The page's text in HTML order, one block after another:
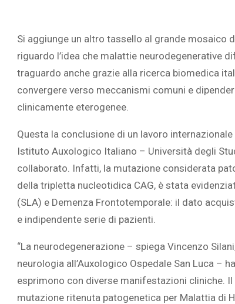
Si aggiunge un altro tassello al grande mosaico
riguardo l’idea che malattie neurodegenerative
traguardo anche grazie alla ricerca biomedica
convergere verso meccanismi comuni e
clinicamente eterogenee.
Questa la conclusione di un lavoro
Istituto Auxologico Italiano – Università degli
collaborato. Infatti, la mutazione considerata
della tripletta nucleotidica CAG, è stata
(SLA) e Demenza Frontotemporale: il dato
e indipendente serie di pazienti.
“La neurodegenerazione – spiega Vincenzo
neurologia all’Auxologico Ospedale San Luca –
esprimono con diverse manifestazioni cliniche.
mutazione ritenuta patogenetica per Malattia di
RIVELA